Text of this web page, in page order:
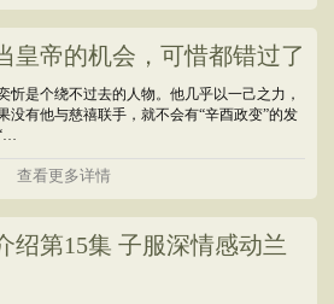
皇帝的机会，可惜都错过了
忻是个绕不过去的人物。他几乎以一己之力，
没有他与慈禧联手，就不会有“辛酉政变”的发
查看更多详情
绍第15集 子服深情感动兰